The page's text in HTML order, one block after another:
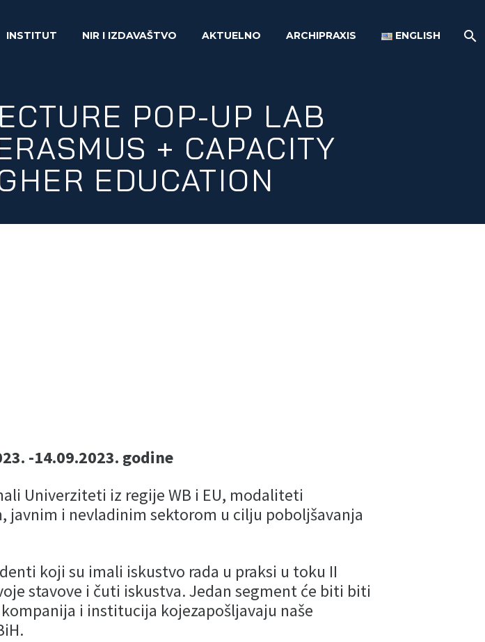
INSTITUT NIR I IZDAVAŠTVO AKTUELNO ARCHIPRAXIS ENGLISH
POP-UP LAB
+ CAPACITY
EDUCATION
-14.09.2023. godine
Univerziteti iz regije WB i EU, modaliteti
javnim i nevladinim sektorom u cilju poboljšavanja
koji su imali iskustvo rada u praksi u toku II
stavove i čuti iskustva. Jedan segment će biti biti
i institucija kojezapošljavaju naše